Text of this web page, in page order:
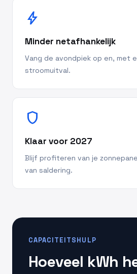
bolt
Minder netafhankelijk
Vang de avondpiek op en, met
stroomuitval.
shield
Klaar voor 2027
Blijf profiteren van je
van saldering.
CAPACITEITSHULP
Hoeveel kWh